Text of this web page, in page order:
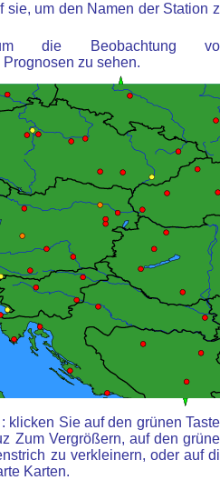
sie, um den Namen der Station
die Beobachtung
zu sehen.
klicken Sie auf den grünen
Zum Vergrößern, auf den
zu verkleinern, oder auf
Karten.